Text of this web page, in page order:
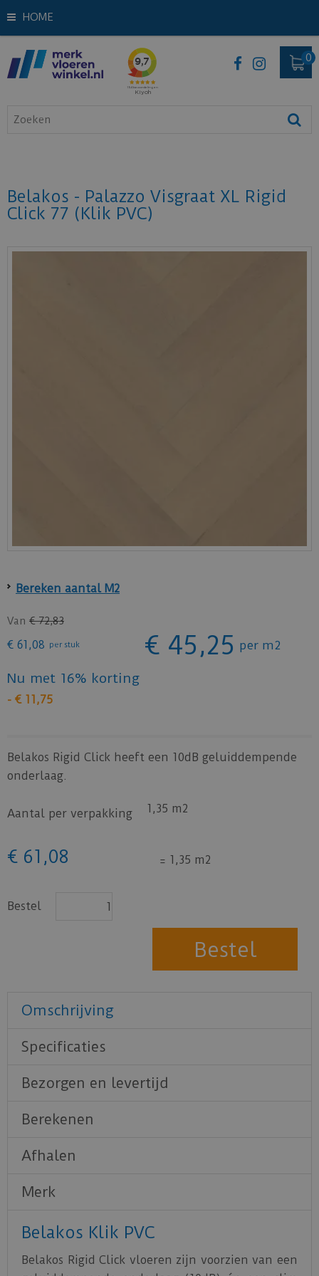
HOME
Belakos - Palazzo Visgraat XL Rigid
Click 77 (Klik PVC)
Bereken aantal M2
Van € 72,83
€ 61 ,08 per stuk € 45,25 per m2
Nu met 16% korting
- € 11,75
Belakos Rigid Click heeft een 10dB geluiddempende
onderlaag.
Aantal per verpakking 1,35 m2
€ 61 ,08 = 1,35 m2
Bestel
Omschrijving
Specificaties
Bezorgen en levertijd
Berekenen
Afhalen
Merk
Belakos Klik PVC
Belakos Rigid Click vloeren zijn voorzien van een